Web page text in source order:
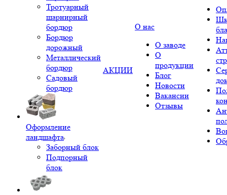
Тротуарный
шарнирный
бордюр
Бордюр
дорожный
Металлический
бордюр
Садовый
бордюр
Оформление
ландшафта
Заборный блок
Подпорный
блок
АКЦИИ
О нас
О заводе
О
продукции
Блог
Новости
Вакансии
Отзывы